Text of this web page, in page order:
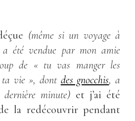
(même si un voyage à
été vendue par mon amie
de « tu vas manger les
ta vie », dont des gnocchis, a
minute) et j’ai été
la redécouvrir pendant